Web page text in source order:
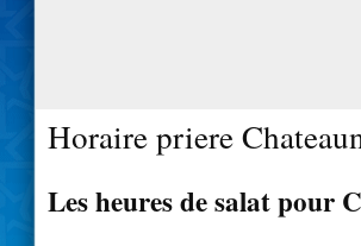
Horaire priere
Les heures de salat pour